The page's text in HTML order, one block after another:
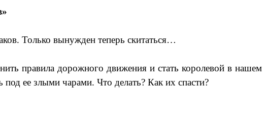
Только вынужден теперь скитаться…
правила дорожного движения и стать королевой в нашем
под ее злыми чарами. Что делать? Как их спасти?